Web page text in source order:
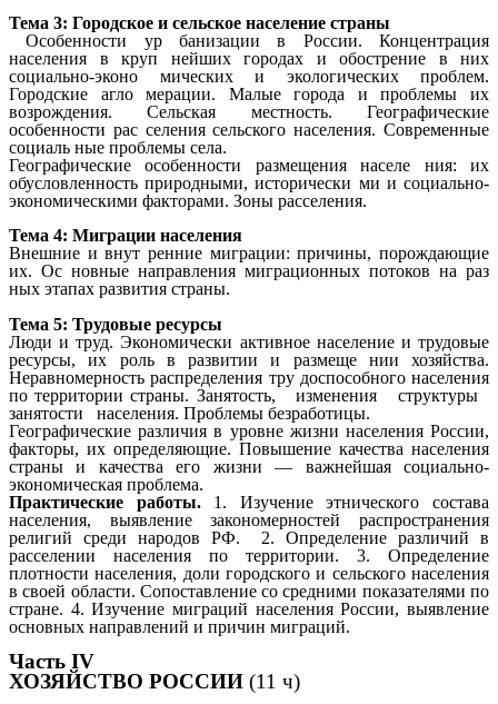
Тема 3: Городское и сельское население страны
Особенности ур банизации в России. Концентрация
населения в круп нейших городах и обострение в них
социально-эконо мических и экологических проблем.
Городские агло мерации. Малые города и проблемы их
возрождения. Сельская местность. Географические
особенности рас селения сельского населения. Современные
социаль ные проблемы села.
Географические особенности размещения населе ния: их
обусловленность природными, исторически ми и социально-
экономическими факторами. Зоны расселения.
Тема 4: Миграции населения
Внешние и внут ренние миграции: причины, порождающие
их. Ос новные направления миграционных потоков на раз
ных этапах развития страны.
Тема 5: Трудовые ресурсы
Люди и труд. Экономически активное население и трудовые
ресурсы, их роль в развитии и размеще нии хозяйства.
Неравномерность распределения тру доспособного населения
по территории страны. Занятость, изменения структуры
занятости населения. Проблемы безработицы.
Географические различия в уровне жизни населения России,
факторы, их определяющие. Повышение качества населения
страны и качества его жизни — важнейшая социально-
экономическая проблема.
Практические работы.1. Изучение этнического состава
населения, выявление закономерностей распространения
религий среди народов РФ. 2. Определение различий в
расселении населения по территории. 3. Определение
плотности населения, доли городского и сельского населения
в своей области. Сопоставление со средними показателями по
стране. 4. Изучение миграций населения России, выявление
основных направлений и причин миграций.
Часть IV
ХОЗЯЙСТВО РОССИИ (11 ч)